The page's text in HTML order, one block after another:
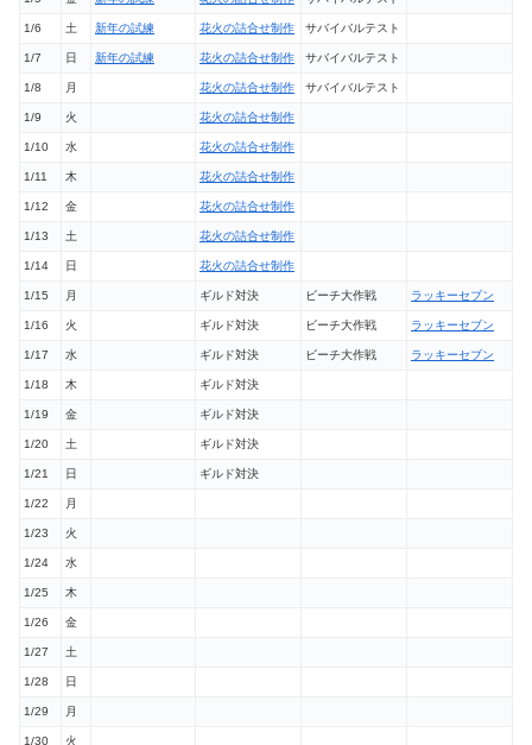
1/6 土 新年の試練 花火の詰合せ制作 サバイバルテスト
1/7 日 新年の試練 花火の詰合せ制作 サバイバルテスト
1/8 月 花火の詰合せ制作 サバイバルテスト
1/9 火 花火の詰合せ制作
1/10 水 花火の詰合せ制作
1/11 木 花火の詰合せ制作
1/12 金 花火の詰合せ制作
1/13 土 花火の詰合せ制作
1/14 日 花火の詰合せ制作
1/15 月 ギルド対決 ビーチ大作戦 ラッキーセブン
1/16 火 ギルド対決 ビーチ大作戦 ラッキーセブン
1/17 水 ギルド対決 ビーチ大作戦 ラッキーセブン
1/18 木 ギルド対決
1/19 金 ギルド対決
1/20 土 ギルド対決
1/21 日 ギルド対決
1/22 月
1/23 火
1/24 水
1/25 木
1/26 金
1/27 土
1/28 日
1/29 月
1/30 火